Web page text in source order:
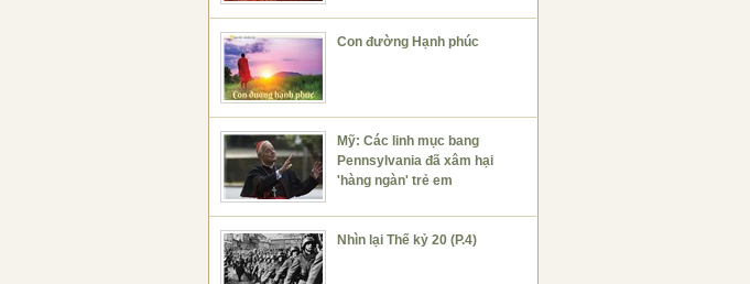
Con đường Hạnh phúc
Mỹ: Các linh mục bang
Pennsylvania đã xâm hại
'hàng ngàn' trẻ em
Nhìn lại Thế kỷ 20 (P.4)